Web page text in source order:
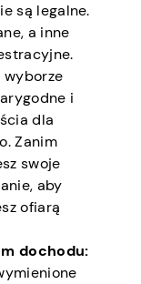
są legalne.
a inne
wyborze
i
dla
Zanim
swoje
aby
ofiarą
dochodu: